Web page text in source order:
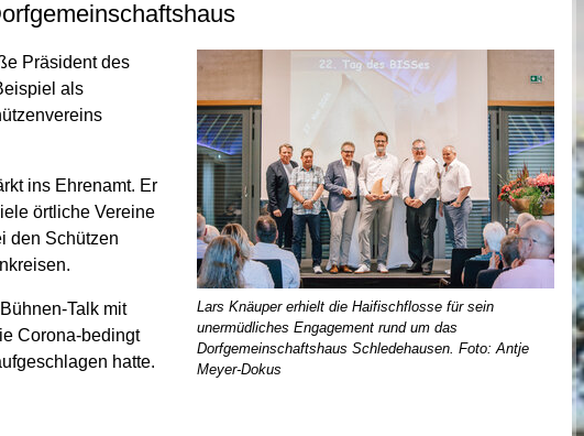
Lars Knäuper erhielt die Haifischflosse für sein
unermüdliches Engagement rund um das
Dorfgemeinschaftshaus Schledehausen. Foto: Antje
Meyer-Dokus
Präsident des
als
ins Ehrenamt. Er
örtliche Vereine
den Schützen
Talk mit
Corona-bedingt
hatte.